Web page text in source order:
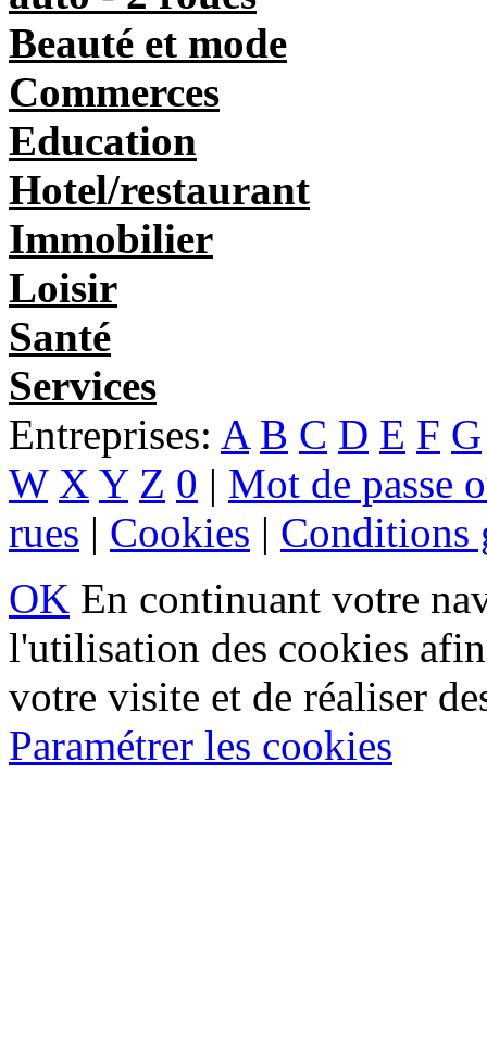
Beauté et mode
Commerces
Education
Hotel/restaurant
Immobilier
Loisir
Santé
Services
Entreprises: A B C D E F G
W X Y Z 0 | Mot de passe
rues | Cookies | Conditions
OK En continuant votre
l'utilisation des cookies
votre visite et de réaliser
Paramétrer les cookies